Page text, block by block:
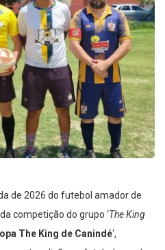
de 2026 do futebol amador de
competição do grupo ‘ The King
The King de Canindé‘,